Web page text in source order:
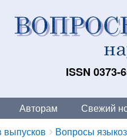
ISSN 0373-
Авторам Свежий
выпусков Вопросы